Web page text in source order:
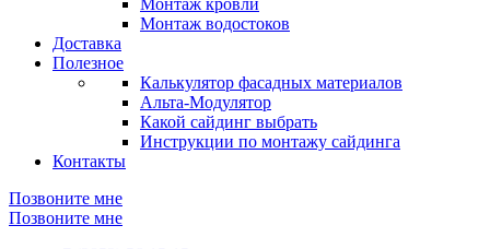
Монтаж кровли
Монтаж водостоков
Доставка
Полезное
Калькулятор фасадных материалов
Альта-Модулятор
Какой сайдинг выбрать
Инструкции по монтажу сайдинга
Контакты
Позвоните мне
Позвоните мне